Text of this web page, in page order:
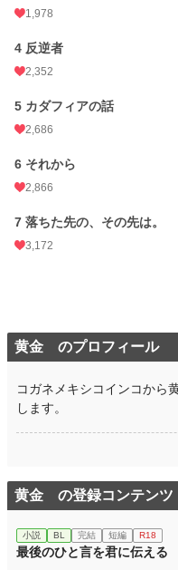
月間ポイント
1,978
4 反逆者
2,352
5 カダフィアの話
2,686
6 それから
2,866
7 落ちた先の、その先は。
3,172
黄金 のプロフィール
コガネメキシコインコから
します。
黄金 の登録コンテンツ
小説 BL 完結 短編 R18
最後のひと言を君に伝える